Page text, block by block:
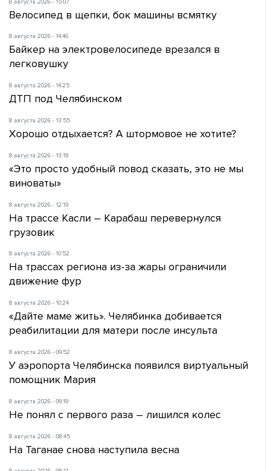
8 августа 2026 - 15:07
Велосипед в щепки, бок машины всмятку
8 августа 2026 - 14:46
Байкер на электровелосипеде врезался в
легковушку
8 августа 2026 - 14:25
ДТП под Челябинском
8 августа 2026 - 13:55
Хорошо отдыхается? А штормовое не хотите?
8 августа 2026 - 13:18
«Это просто удобный повод сказать, это не мы
виноваты»
8 августа 2026 - 12:19
На трассе Касли – Карабаш перевернулся
грузовик
8 августа 2026 - 10:52
На трассах региона из-за жары ограничили
движение фур
8 августа 2026 - 10:24
«Дайте маме жить». Челябинка добивается
реабилитации для матери после инсульта
8 августа 2026 - 09:52
У аэропорта Челябинска появился виртуальный
помощник Мария
8 августа 2026 - 09:19
Не понял с первого раза – лишился колес
8 августа 2026 - 08:45
На Таганае снова наступила весна